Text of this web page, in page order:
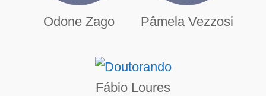
Odone Zago Pâmela Vezzosi
Fábio Loures